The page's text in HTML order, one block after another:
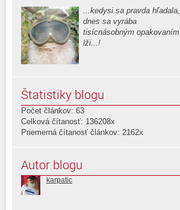
...kedysi sa pravda hľadala,
dnes sa vyrába
tisícnásobným opakovaním
lži...!
Štatistiky blogu
Počet článkov: 63
Celková čítanosť: 136208x
Priemerná čítanosť článkov: 2162x
Autor blogu
karpatic